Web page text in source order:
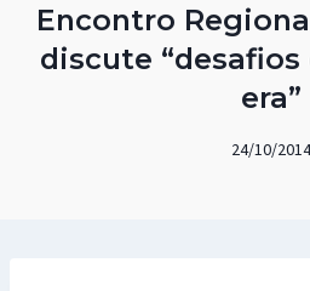
Encontro
discute “desafios
era”
24/10/2014